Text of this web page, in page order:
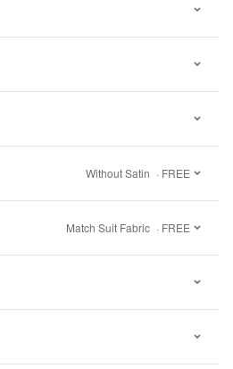
Without Satin · FREE
Match Suit Fabric · FREE